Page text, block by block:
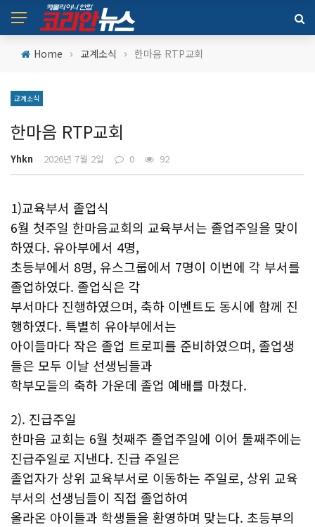
Home › 교계소식 › 한마음 RTP교회
교계소식
한마음 RTP교회
Yhkn 2026년 7월 2일 0 92
1)교육부서 졸업식
6월 첫주일 한마음교회의 교육부서는 졸업주일을 맞이
하였다. 유아부에서 4명,
초등부에서 8명, 유스그룹에서 7명이 이번에 각 부서를
졸업하였다. 졸업식은 각
부서마다 진행하였으며, 축하 이벤트도 동시에 함께 진
행하였다. 특별히 유아부에서는
아이들마다 작은 졸업 트로피를 준비하였으며, 졸업생
들은 모두 이날 선생님들과
학부모들의 축하 가운데 졸업 예배를 마쳤다.
2). 진급주일
한마음 교회는 6월 첫째주 졸업주일에 이어 둘째주에는
진급주일로 지낸다. 진급 주일은
졸업자가 상위 교육부서로 이동하는 주일로, 상위 교육
부서의 선생님들이 직접 졸업하여
올라온 아이들과 학생들을 환영하며 맞는다. 초등부의